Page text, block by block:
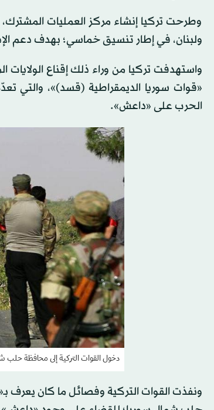
وطرحت تركيا إنشاء مركز العمليات
ولبنان، في إطار تنسيق خماسي؛ بهدف دعم
واستهدفت تركيا من وراء ذلك إقناع
«قوات سوريا الديمقراطية (قسد)»، والتي
الحرب على «داعش».
دخول القوات التركية إلى محافظة حلب شمال سوريا